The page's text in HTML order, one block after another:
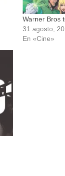
Warner Bros
31 agosto,
En «Cine»